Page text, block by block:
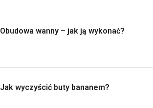
Obudowa wanny – jak ją wykonać?
Jak wyczyścić buty bananem?